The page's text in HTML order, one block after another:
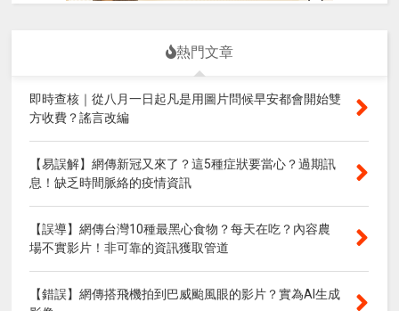
熱門文章
即時查核｜從八月一日起凡是用圖片問候早安都會開始雙
方收費？謠言改編
【易誤解】網傳新冠又來了？這5種症狀要當心？過期訊
息！缺乏時間脈絡的疫情資訊
【誤導】網傳台灣10種最黑心食物？每天在吃？內容農
場不實影片！非可靠的資訊獲取管道
【錯誤】網傳搭飛機拍到巴威颱風眼的影片？實為AI生成